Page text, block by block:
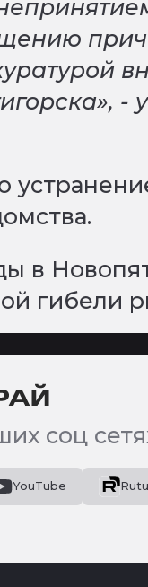
-
в
гибели
соц
YouTube